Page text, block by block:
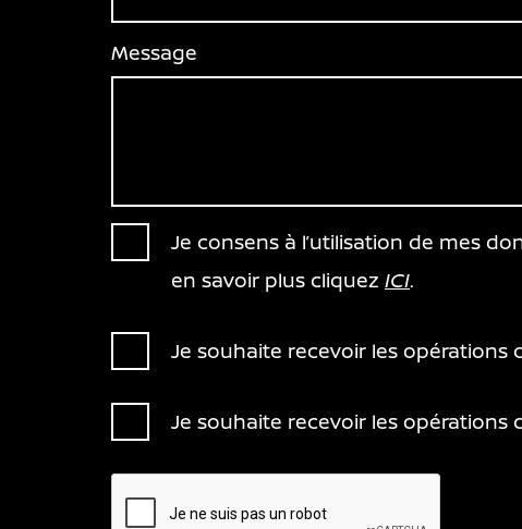
Message
Je consens à l’utilisation de mes
en savoir plus cliquez ICI.
Je souhaite recevoir les opérations
Je souhaite recevoir les opérations